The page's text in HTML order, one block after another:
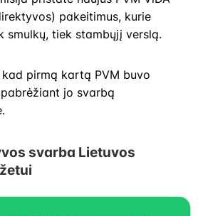
pakeitimus, kurie
smulkų, tiek stambųjį verslą.
pirmą kartą PVM buvo
jo svarbą
svarba Lietuvos